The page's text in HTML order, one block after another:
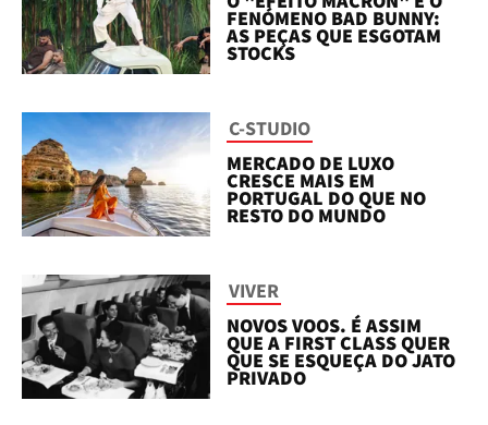
FENÓMENO BAD BUNNY:
AS PEÇAS QUE ESGOTAM
STOCKS
C-STUDIO
MERCADO DE LUXO
CRESCE MAIS EM
PORTUGAL DO QUE NO
RESTO DO MUNDO
VIVER
NOVOS VOOS. É ASSIM
QUE A FIRST CLASS QUER
QUE SE ESQUEÇA DO JATO
PRIVADO